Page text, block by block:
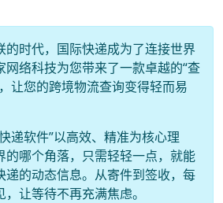
的时代，国际快递成为了连接世界
网络科技为您带来了一款卓越的“查
让您的跨境物流查询变得轻而易
递软件”以高效、精准为核心理
的哪个角落，只需轻轻一点，就能
递的动态信息。从寄件到签收，每
让等待不再充满焦虑。